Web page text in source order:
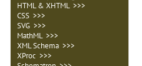
HTML & XHTML >>>
CSS >>>
SVG >>>
MathML >>>
XML Schema >>>
XProc >>>